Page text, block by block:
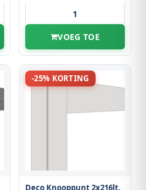
VOEG TOE
-25% KORTING
Deco Knooppunt 2x216lt.